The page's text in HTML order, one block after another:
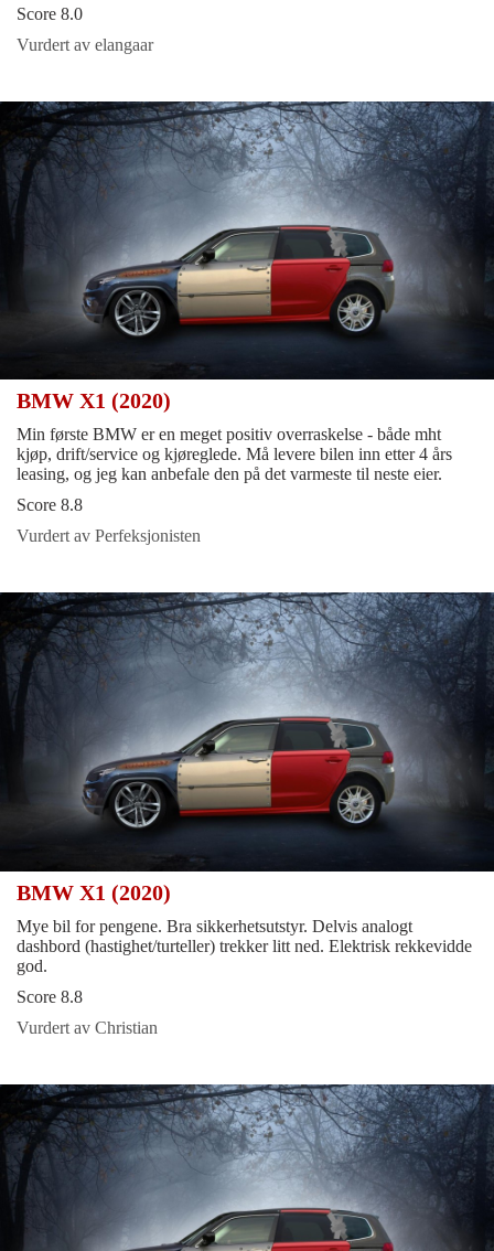
Score 8.0
Vurdert av elangaar
BMW X1 (2020)
Min første BMW er en meget positiv overraskelse - både mht
kjøp, drift/service og kjøreglede. Må levere bilen inn etter 4 års
leasing, og jeg kan anbefale den på det varmeste til neste eier.
Score 8.8
Vurdert av Perfeksjonisten
BMW X1 (2020)
Mye bil for pengene. Bra sikkerhetsutstyr. Delvis analogt
dashbord (hastighet/turteller) trekker litt ned. Elektrisk rekkevidde
god.
Score 8.8
Vurdert av Christian